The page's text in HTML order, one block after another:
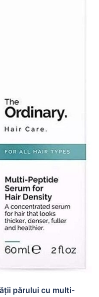
părului cu multi-